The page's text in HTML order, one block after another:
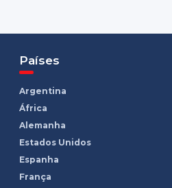
Países
Argentina
África
Alemanha
Estados Unidos
Espanha
França